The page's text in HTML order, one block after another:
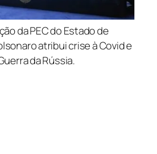
da PEC do Estado de
atribui crise à Covid e
da Rússia.